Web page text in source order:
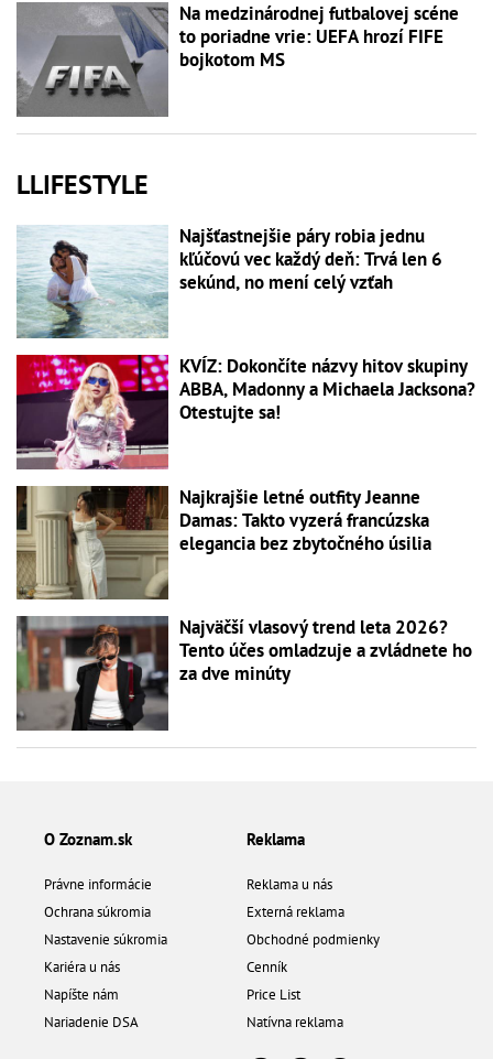
Na medzinárodnej futbalovej scéne
to poriadne vrie: UEFA hrozí FIFE
bojkotom MS
LLIFESTYLE
Najšťastnejšie páry robia jednu
kľúčovú vec každý deň: Trvá len 6
sekúnd, no mení celý vzťah
KVÍZ: Dokončíte názvy hitov skupiny
ABBA, Madonny a Michaela Jacksona?
Otestujte sa!
Najkrajšie letné outfity Jeanne
Damas: Takto vyzerá francúzska
elegancia bez zbytočného úsilia
Najväčší vlasový trend leta 2026?
Tento účes omladzuje a zvládnete ho
za dve minúty
O Zoznam.sk
Právne informácie
Ochrana súkromia
Nastavenie súkromia
Kariéra u nás
Napíšte nám
Nariadenie DSA
Reklama
Reklama u nás
Externá reklama
Obchodné podmienky
Cenník
Price List
Natívna reklama